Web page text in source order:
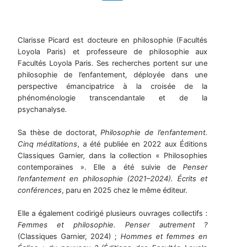
n
k
e
d
i
n
Clarisse Picard est docteure en philosophie (Facultés
Loyola Paris) et professeure de philosophie aux
Facultés Loyola Paris. Ses recherches portent sur une
philosophie de l’enfantement, déployée dans une
perspective émancipatrice à la croisée de la
phénoménologie transcendantale et de la
psychanalyse.
Sa thèse de doctorat,Philosophie de l’enfantement.
Cinq méditations, a été publiée en 2022 aux Éditions
Classiques Garnier, dans la collection « Philosophies
contemporaines ». Elle a été suivie dePenser
l’enfantement en philosophie (2021–2024). Écrits et
conférences, paru en 2025 chez le même éditeur.
Elle a également codirigé plusieurs ouvrages collectifs :
Femmes et philosophie. Penser autrement ?
(Classiques Garnier, 2024) ; Hommes et femmes en